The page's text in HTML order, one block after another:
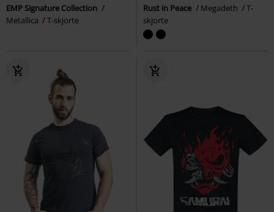
EMP Signature Collection
Metallica
T-skjorte
Rust in Peace Megadeth
T-
skjorte